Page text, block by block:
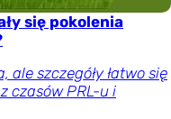
się pokolenia
ale szczegóły łatwo się
czasów PRL-u i